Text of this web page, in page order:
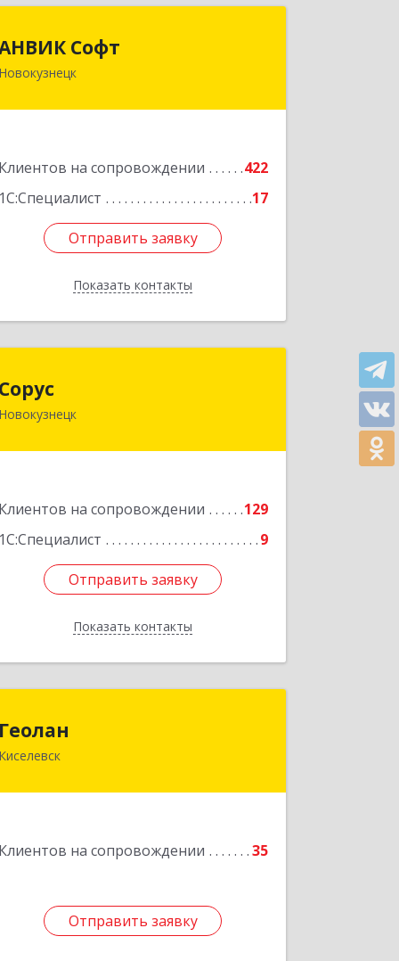
Софт
Новокузнецк
Клиентов на сопровождении
422
1С:Специалист
17
Отправить заявку
Показать контакты
654079, Кемеровская область -
Отправить заявку
Назад
Сорус
Новокузнецк
Клиентов на сопровождении
129
1С:Специалист
9
Отправить заявку
Показать контакты
654005, Кемеровская область -
Подробнее
Отправить заявку
Назад
Геолан
Киселевск
Клиентов на сопровождении 35
Отправить заявку
652700, Кемеровская обл, Киселевск г,
Отправить заявку